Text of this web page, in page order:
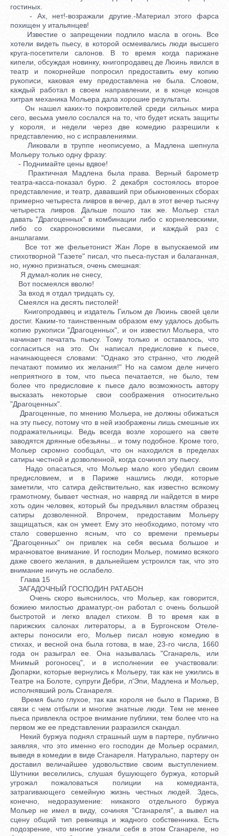
гостиных.
- Ах, нет!-возражали другие.-Материал этого фарса
похищен у итальянцев!
Известие о запрещении подлило масла в огонь. Все
хотели видеть пьесу, в которой осмеивались люди высшего
круга-посетители салонов. В то время когда парижане
кипели, обсуждая новинку, книгопродавец де Люинь явился в
театр и покорнейше попросил предоставить ему копию
рукописи, каковая ему предоставлена не была. Словом,
каждый работал в своем направлении, и в конце концов
хитрая механика Мольера дала хорошие результаты.
Он нашел каких-то покровителей среди сильных мира
сего, весьма умело сослался на то, что будет искать защиты
у короля, и недели через две комедию разрешили к
представлению, но с исправлениями.
Ликовали в труппе неописуемо, а Мадлена шепнула
Мольеру только одну фразу:
- Поднимайте цены вдвое!
Практичная Мадлена была права. Верный барометр
театра-касса-показал бурю. 2 декабря состоялось второе
представление, и театр, дававший при обыкновенных сборах
примерно четыреста ливров в вечер, дал в этот вечер тысячу
четыреста ливров. Дальше пошло так же. Мольер стал
давать "Драгоценных" в комбинации либо с корнелевскими,
либо со скарроновскими пьесами, и каждый раз с
аншлагами.
Все тот же фельетонист Жан Лоре в выпускаемой им
стихотворной "Газете" писал, что пьеса-пустая и балаганная,
но, нужно признаться, очень смешная:
Я думал-колик не снесу,
Вот посмеялся вволю!
За вход я отдал тридцать су,
Смеялся на десять пистолей!
Книгопродавец и издатель Гильом де Люинь своей цели
достиг. Каким-то таинственным образом ему удалось добыть
копию рукописи "Драгоценных", и он известил Мольера, что
начинает печатать пьесу. Тому только и оставалось, что
согласиться на это. Он написал предисловие к пьесе,
начинающееся словами: "Однако это странно, что людей
печатают помимо их желания!" Но на самом деле ничего
неприятного в том, что пьеса печатается, не было, тем
более что предисловие к пьесе дало возможность автору
высказать некоторые свои соображения относительно
"Драгоценных".
Драгоценные, по мнению Мольера, не должны обижаться
на эту пьесу, потому что в ней изображены лишь смешные их
подражательницы. Ведь всегда возле хорошего на свете
заводятся дрянные обезьяны... и тому подобное. Кроме того,
Мольер скромно сообщал, что он находился в пределах
сатиры честной и дозволенной, когда сочинял эту пьесу.
Надо опасаться, что Мольер мало кого убедил своим
предисловием, и в Париже нашлись люди, которые
заметили, что сатира действительно, как известно всякому
грамотному, бывает честная, но навряд ли найдется в мире
хоть один человек, который бы предъявил властям образец
сатиры дозволенной. Впрочем, предоставим Мольеру
защищаться, как он умеет. Ему это необходимо, потому что
стало совершенно ясным, что со времени премьеры
"Драгоценных" он привлек на себя весьма большое и
мрачноватое внимание. И господин Мольер, помимо всякого
даже своего желания, в дальнейшем устроился так, что это
внимание ничуть не ослабело.
Глава 15
ЗАГАДОЧНЫЙ ГОСПОДИН РАТАБОН
Очень скоро выяснилось, что Мольер, как говорится,
божиею милостью драматург,-он работал с очень большой
быстротой и легко владел стихом. В то время как в
парижских салонах литераторы, а в Бургонском Отеле-
актеры поносили его, Мольер писал новую комедию в
стихах, и весной она была готова, в мае, 23-го числа, 1660
года он разыграл ее. Она называлась "Сганарель, или
Мнимый рогоносец", и в исполнении ее участвовали:
Дюпарки, которые вернулись к Мольеру, так как не ужились в
Театре на Болоте, супруги Дебри, л'Эпи, Мадлена и Мольер,
исполнявший роль Сганареля.
Время было глухое, так как короля не было в Париже, В
связи с чем отбыли и многие знатные люди. Тем не менее
пьеса привлекла острое внимание публики, тем более что на
первом же ее представлении разразился скандал.
Некий буржуа поднял страшный шум в партере, публично
заявляя, что это именно его господин де Мольер осрамил,
выведя в комедии в виде Сганареля. Натурально, партеру он
доставил величайшее удовольствие своим выступлением.
Шутники веселились, слушая бушующего буржуа, который
угрожал пожаловаться полиции на комедианта,
затрагивающего семейную жизнь честных людей. Здесь,
конечно, недоразумение: никакого отдельного буржуа
Мольер не имел в виду, сочиняя "Сганареля", а вывел на
сцену общий тип ревнивца и жадного собственника. Есть
подозрение, что многие узнали себя в этом Сганареле, но